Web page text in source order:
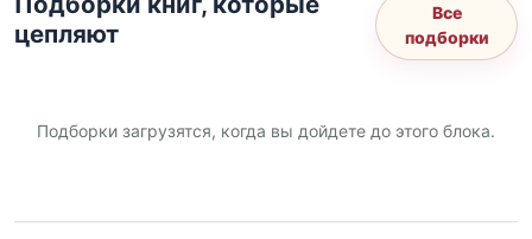
цепляют
Все
подборки
Подборки загрузятся, когда вы дойдете до этого блока.